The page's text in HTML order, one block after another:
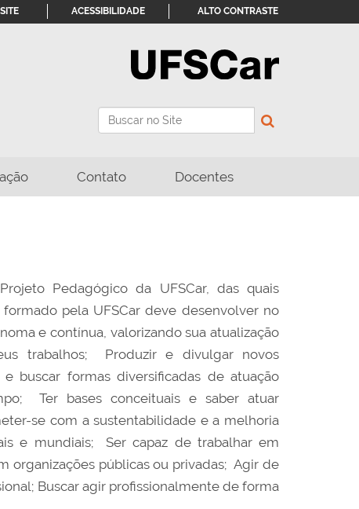
Busca
ACESSIBILIDADE ALTO CONTRASTE
Contato Docentes
Pedagógico da UFSCar, das quais
pela UFSCar deve desenvolver no
e contínua, valorizando sua atualização
trabalhos; Produzir e divulgar novos
buscar formas diversificadas de atuação
Ter bases conceituais e saber atuar
se com a sustentabilidade e a melhoria
e mundiais; Ser capaz de trabalhar em
organizações públicas ou privadas; Agir de
Buscar agir profissionalmente de forma